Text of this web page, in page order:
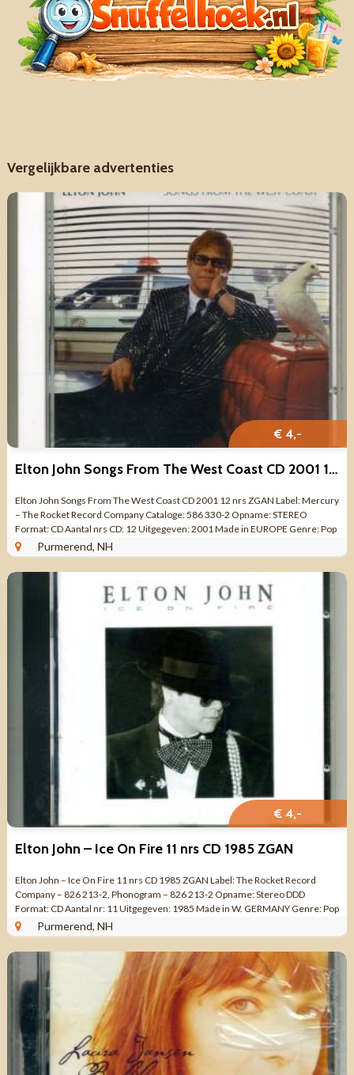
Vergelijkbare advertenties
€ 4,-
Elton John Songs From The West Coast CD 2001 12 nrs ZGAN
Elton John Songs From The West Coast CD 2001 12 nrs ZGAN Label: Mercury
‎– The Rocket Record Company Cataloge: 586 330-2 Opname: STEREO
Format: CD Aantal nrs CD: 12 Uitgegeven: 2001 Made in EUROPE Genre: Pop
Rock, ...Purmerend, NH
€ 4,-
Elton John – Ice On Fire 11 nrs CD 1985 ZGAN
Elton John – Ice On Fire 11 nrs CD 1985 ZGAN Label: The Rocket Record
Company – 826 213-2, Phonogram – 826 213-2 Opname: Stereo DDD
Format: CD Aantal nr: 11 Uitgegeven: 1985 Made in W. GERMANY Genre: Pop
Rock, ...Purmerend, NH